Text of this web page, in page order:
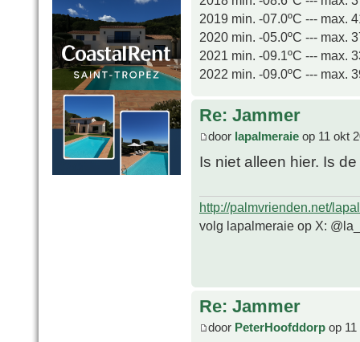
2019 min. -07.0ºC --- max.
2020 min. -05.0ºC --- max.
2021 min. -09.1ºC --- max.
2022 min. -09.0ºC --- max.
Re: Jammer
door lapalmeraie op 11 okt
Is niet alleen hier. Is
http://palmvrienden.net/
volg lapalmeraie op X:
Re: Jammer
door PeterHoofddorp op